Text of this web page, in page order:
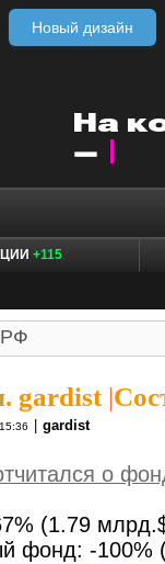
Новый дизайн
+115
gardist|
gardist
о
(1.79
фонд: -100%